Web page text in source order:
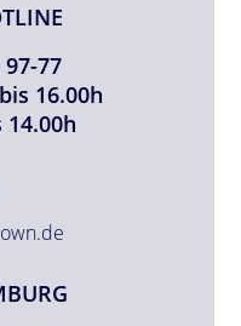
97-77
16.00h
14.00h